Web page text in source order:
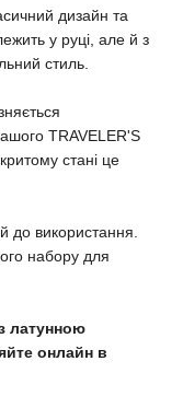
дизайн та
у руці, але й з
стиль.
TRAVELER'S
стані це
до використання.
набору для
латунною
онлайн в